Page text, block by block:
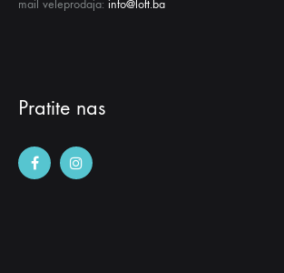
mail veleprodaja: info@loft.ba
Pratite nas